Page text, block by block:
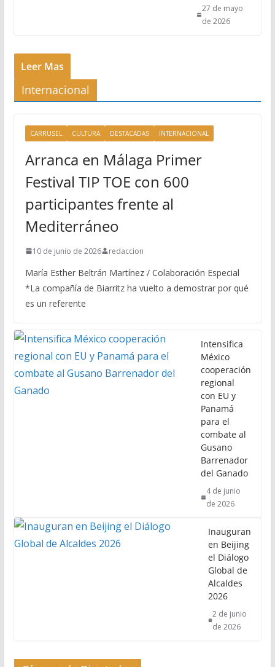
27 de mayo
de 2026
Leer Mas
Internacional
CARRUSEL CULTURA DESTACADAS INTERNACIONAL
Arranca en Málaga Primer
Festival TIP TOE con 600
participantes frente al
Mediterráneo
10 de junio de 2026 redaccion
María Esther Beltrán Martínez / Colaboración Especial
*La compañía de Biarritz ha vuelto a demostrar por qué
es un referente
Intensifica
México
cooperación
regional
con EU y
Panamá
para el
combate al
Gusano
Barrenador
del Ganado
4 de junio
de 2026
Inauguran
en Beijing
el Diálogo
Global de
Alcaldes
2026
2 de junio
de 2026